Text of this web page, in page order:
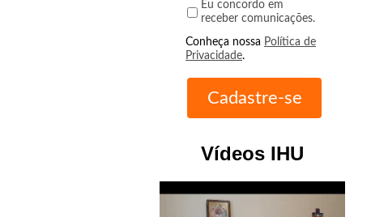
Eu concordo em
receber comunicações.
Conheça nossa Política de
Privacidade.
Vídeos IHU